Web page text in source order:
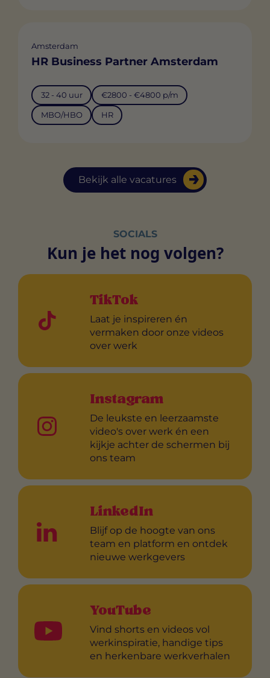
Bekijk alle vacatures
Amsterdam
HR Business Partner Amsterdam
32 - 40 uur €2800 - €4800 p/m
MBO/HBO HR
SOCIALS
Kun je het nog volgen?
TikTok
Laat je inspireren én
vermaken door onze videos
over werk
Instagram
De leukste en leerzaamste
video's over werk én een
kijkje achter de schermen bij
ons team
LinkedIn
Blijf op de hoogte van ons
team en platform en ontdek
nieuwe werkgevers
YouTube
Vind shorts en videos vol
werkinspiratie, handige tips
en herkenbare werkverhalen